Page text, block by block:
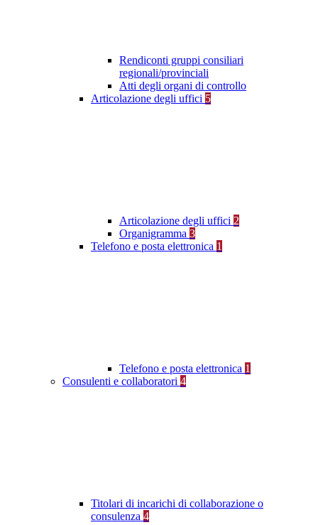
Rendiconti gruppi consiliari
regionali/provinciali
Atti degli organi di controllo
Articolazione degli uffici 5
Articolazione degli uffici 2
Organigramma 3
Telefono e posta elettronica 1
Telefono e posta elettronica 1
Consulenti e collaboratori 4
Titolari di incarichi di collaborazione o
consulenza 4